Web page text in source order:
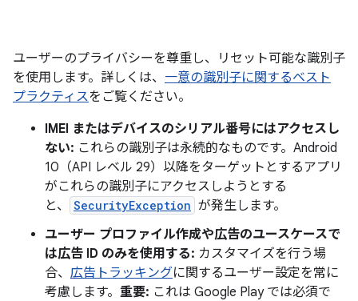
ユーザーのプライバシーを尊重し、リセット可能な識別子
を使用します。詳しくは、 一意の識別子に関するベスト
プラクティスをご覧ください。
IMEI またはデバイスのシリアル番号にはアクセスし
ない: これらの識別子は永続的なものです。Android
10（API レベル 29）以降をターゲットとするアプリ
がこれらの識別子にアクセスしようとする
と、
SecurityException が発生します。
ユーザー プロファイル作成や広告のユースケースで
は広告 ID のみを使用する: カスタマイズを行う場
合、 広告トラッキングに関するユーザー設定を常に
考慮します。 重要: これは Google Play では必須で